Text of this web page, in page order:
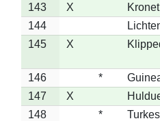
143
X
144
145
X
146 *
147
X
148
*